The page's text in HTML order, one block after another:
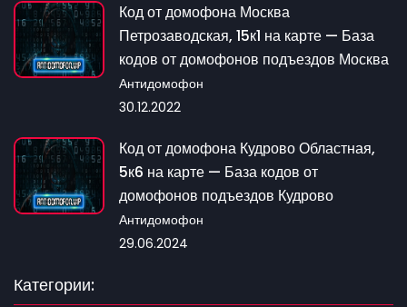
Код от домофона Москва
Петрозаводская, 15к1 на карте — База
кодов от домофонов подъездов Москва
Антидомофон
30.12.2022
Код от домофона Кудрово Областная,
5к6 на карте — База кодов от
домофонов подъездов Кудрово
Антидомофон
29.06.2024
Категории: